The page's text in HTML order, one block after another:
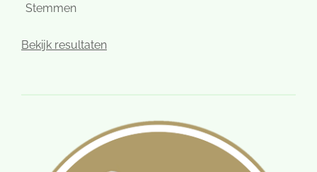
Stemmen
Bekijk resultaten